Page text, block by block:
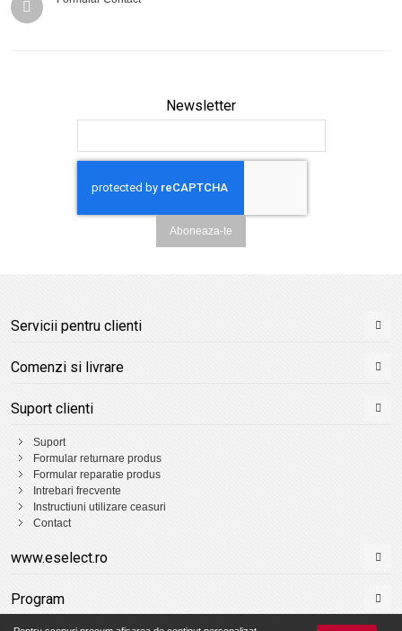
Newsletter
Aboneaza-te
Servicii pentru clienti
Comenzi si livrare
Suport clienti
Suport
Formular returnare produs
Formular reparatie produs
Intrebari frecvente
Instructiuni utilizare ceasuri
Contact
www.eselect.ro
Program